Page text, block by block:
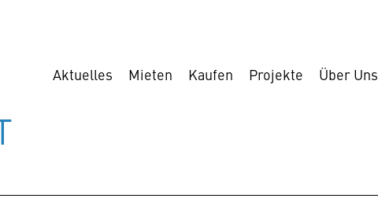
Aktuelles
Mieten Kaufen Projekte Über Uns